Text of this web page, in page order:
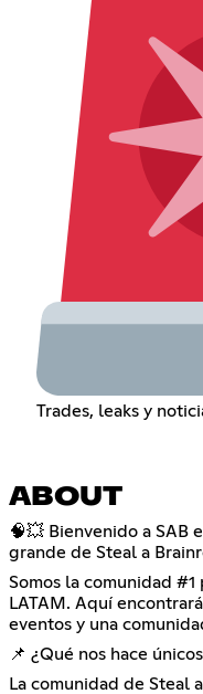
Trades, leaks y
ABOUT
🧠💥 Bienvenido a SAB
grande de Steal a
Somos la comunidad
LATAM. Aquí
eventos y una
📌 ¿Qué nos hace
La comunidad de Steal